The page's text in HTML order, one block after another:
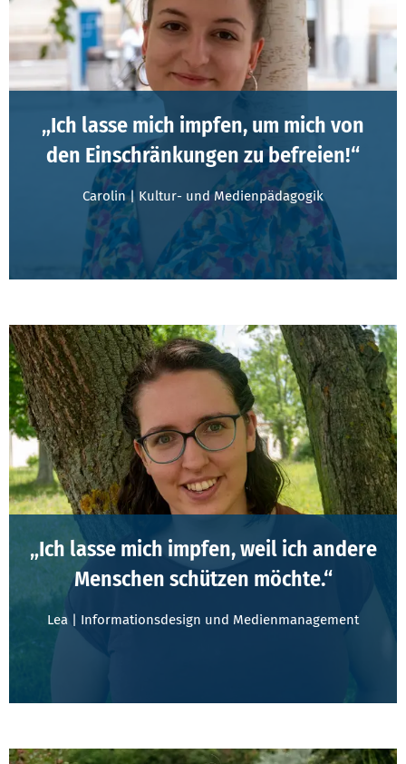
„Ich lasse mich impfen, um mich von
den Einschränkungen zu befreien!“
Carolin | Kultur- und Medienpädagogik
„Ich lasse mich impfen, weil ich andere
Menschen schützen möchte.“
Lea | Informationsdesign und Medienmanagement